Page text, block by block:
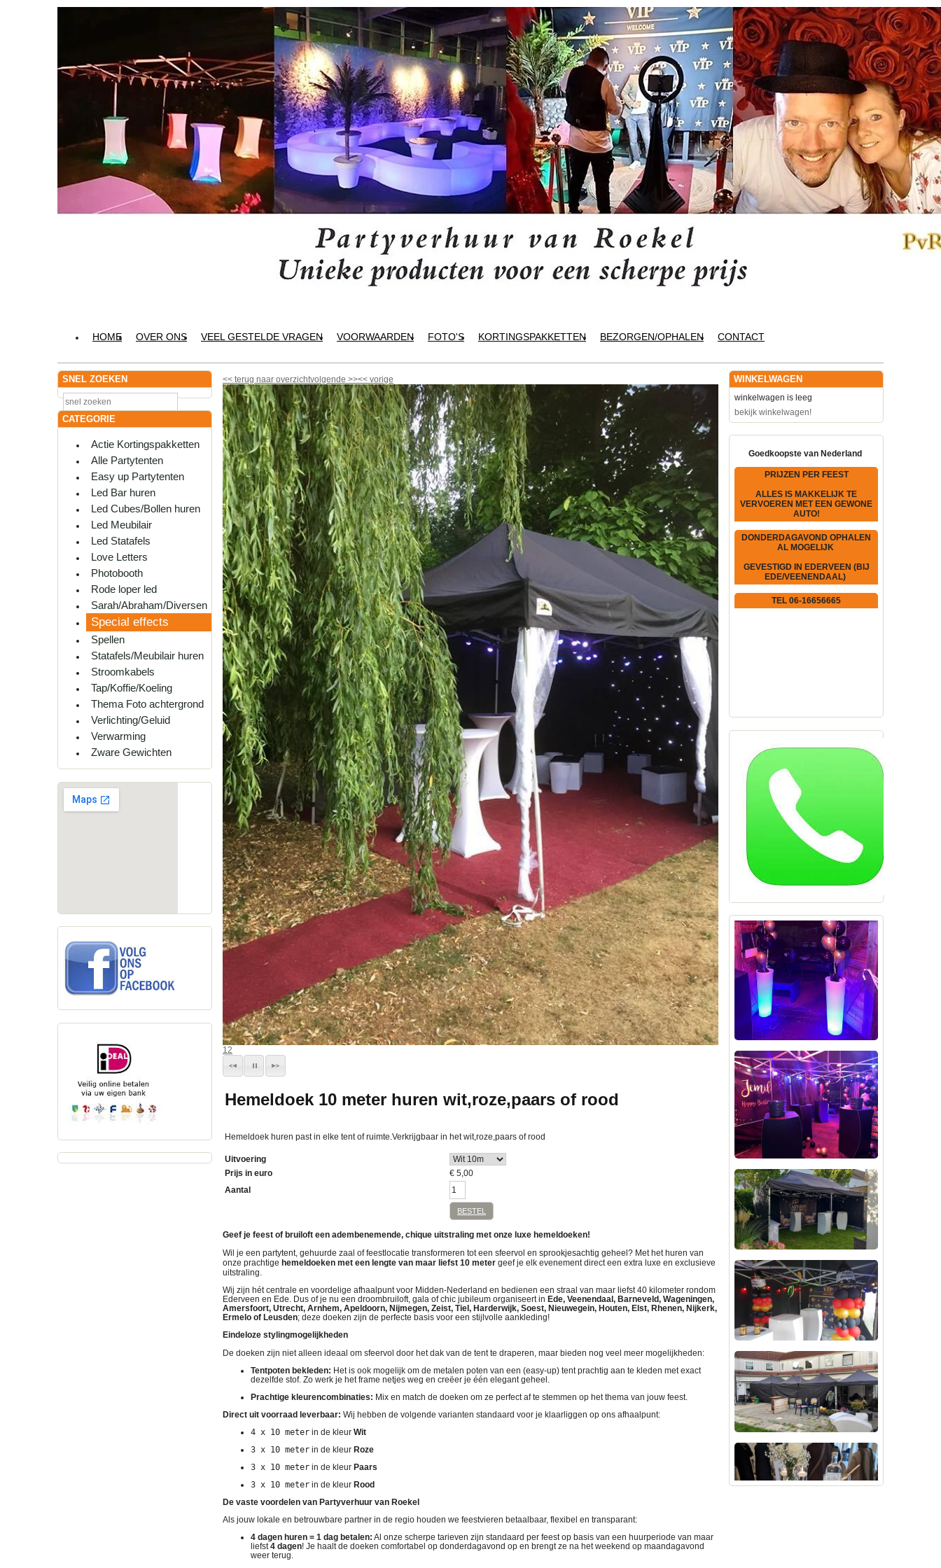
HOME OVER ONS VEEL GESTELDE VRAGEN VOORWAARDEN FOTO'S KORTINGSPAKKETTEN BEZORGEN/OPHALEN CONTACT
SNEL ZOEKEN
CATEGORIE
Actie Kortingspakketten
Alle Partytenten
Easy up Partytenten
Led Bar huren
Led Cubes/Bollen huren
Led Meubilair
Led Statafels
Love Letters
Photobooth
Rode loper led
Sarah/Abraham/Diversen
Special effects
Spellen
Statafels/Meubilair huren
Stroomkabels
Tap/Koffie/Koeling
Thema Foto achtergrond
Verlichting/Geluid
Verwarming
Zware Gewichten
<< terug naar overzichtvolgende >><< vorige
12
Hemeldoek 10 meter huren wit,roze,paars of rood
Hemeldoek huren past in elke tent of ruimte.Verkrijgbaar in het wit,roze,paars of rood
Uitvoering
Prijs in euro
€ 5,00
Aantal
BESTEL
Geef je feest of bruiloft een adembenemende, chique uitstraling met onze luxe hemeldoeken!
Wil je een partytent, gehuurde zaal of feestlocatie transformeren tot een sfeervol en sprookjesachtig geheel? Met het huren van
onze prachtige hemeldoeken met een lengte van maar liefst 10 meter geef je elk evenement direct een extra luxe en exclusieve
uitstraling.
Wij zijn hét centrale en voordelige afhaalpunt voor Midden-Nederland en bedienen een straal van maar liefst 40 kilometer rondom
Ederveen en Ede . Dus of je nu een droombruiloft, gala of chic jubileum organiseert in Ede, Veenendaal, Barneveld, Wageningen,
Amersfoort, Utrecht, Arnhem, Apeldoorn, Nijmegen, Zeist, Tiel, Harderwijk, Soest, Nieuwegein, Houten, Elst, Rhenen, Nijkerk,
Ermelo of Leusden; deze doeken zijn de perfecte basis voor een stijlvolle aankleding!
Eindeloze stylingmogelijkheden
De doeken zijn niet alleen ideaal om sfeervol door het dak van de tent te draperen, maar bieden nog veel meer mogelijkheden:
Tentpoten bekleden: Het is ook mogelijk om de metalen poten van een (easy-up) tent prachtig aan te kleden met exact
dezelfde stof. Zo werk je het frame netjes weg en creëer je één elegant geheel.
Prachtige kleurencombinaties: Mix en match de doeken om ze perfect af te stemmen op het thema van jouw feest.
Direct uit voorraad leverbaar: Wij hebben de volgende varianten standaard voor je klaarliggen op ons afhaalpunt:
4 x 10 meter in de kleur Wit
3 x 10 meter in de kleur Roze
3 x 10 meter in de kleur Paars
3 x 10 meter in de kleur Rood
De vaste voordelen van Partyverhuur van Roekel
Als jouw lokale en betrouwbare partner in de regio houden we feestvieren betaalbaar, flexibel en transparant:
4 dagen huren = 1 dag betalen: Al onze scherpe tarieven zijn standaard per feest op basis van een huurperiode van maar
liefst4 dagen! Je haalt de doeken comfortabel op donderdagavond op en brengt ze na het weekend op maandagavond
weer terug
WINKELWAGEN
winkelwagen is leeg
bekijk winkelwagen!
Goedkoopste van Nederland
PRIJZEN PER FEEST
ALLES IS MAKKELIJK TE
VERVOEREN MET EEN GEWONE
AUTO!
DONDERDAGAVOND OPHALEN
AL MOGELIJK
GEVESTIGD IN EDERVEEN (BIJ
EDE/VEENENDAAL)
TEL 06-16656665